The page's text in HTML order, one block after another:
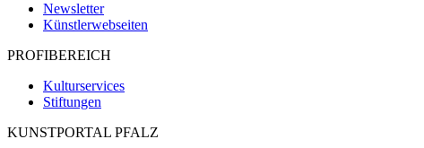
Newsletter
Künstlerwebseiten
PROFIBEREICH
Kulturservices
Stiftungen
KUNSTPORTAL PFALZ